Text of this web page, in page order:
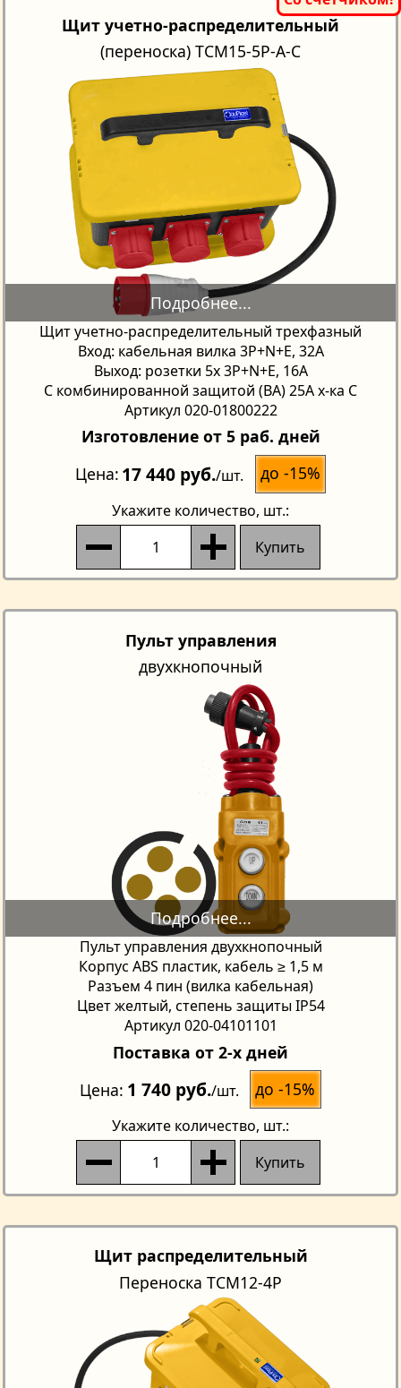
Щит учетно-распределительный
(переноска) TCM15-5Р-A-C
Щит учетно-распределительный трехфазный
Вход: кабельная вилка 3P+N+E, 32А
Выход: розетки 5х 3P+N+E, 16А
С комбинированной защитой (ВА) 25А х-ка С
Артикул 020-01800222
Изготовление от 5 раб. дней
Цена 17 440 руб./шт. до -15%
Укажите количество, шт.:
Купить
Пульт управления
двухкнопочный
Пульт управления двухкнопочный
Корпус ABS пластик, кабель ≥ 1,5 м
Разъем 4 пин (вилка кабельная)
Цвет желтый, степень защиты IP54
Артикул 020-04101101
Поставка от 2-х дней
Цена 1 740 руб./шт. до -15%
Укажите количество, шт.:
Купить
Щит распределительный
Переноска TCM12-4Р